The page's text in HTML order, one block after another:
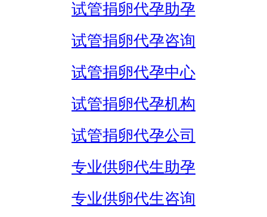
试管捐卵代孕助孕
试管捐卵代孕咨询
试管捐卵代孕中心
试管捐卵代孕机构
试管捐卵代孕公司
专业供卵代生助孕
专业供卵代生咨询